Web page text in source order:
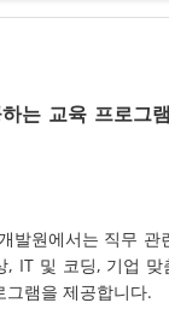
는 교육 프로그
발원에서는 직무 관
, IT 및 코딩, 기업
그램을 제공합니다.